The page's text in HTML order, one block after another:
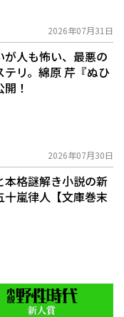
2026年07月31日
が人も怖い、最悪の
リ。綿原 芹『ぬひ
！
2026年07月30日
本格謎解き小説の新
十嵐律人【文庫巻末